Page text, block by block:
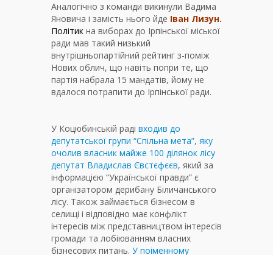
Аналогічно з команди викинули Вадима
Яновича і замість нього йде Іван Лизун.
Політик на виборах до Ірпінської міської
ради мав такий низький
внутрішньопартійний рейтинг з-поміж
Нових облич, що навіть попри те, що
партія набрала 15 мандатів, йому не
вдалося потрапити до Ірпінської ради.
У Коцюбинській раді входив до
депутатської групи “Спільна мета”, яку
очолив власник майже 100 ділянок лісу
депутат Владислав Євстєфєєв, який за
інформацією “Української правди” є
організатором дерибану Біличанського
лісу. Також займається бізнесом в
селищі і відповідно має конфлікт
інтересів між представництвом інтересів
громади та лобіюванням власних
бізнесових питань. У поіменному